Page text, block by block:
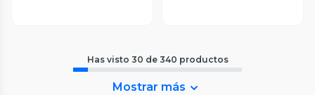
Has visto 30 de 340 productos
Mostrar más